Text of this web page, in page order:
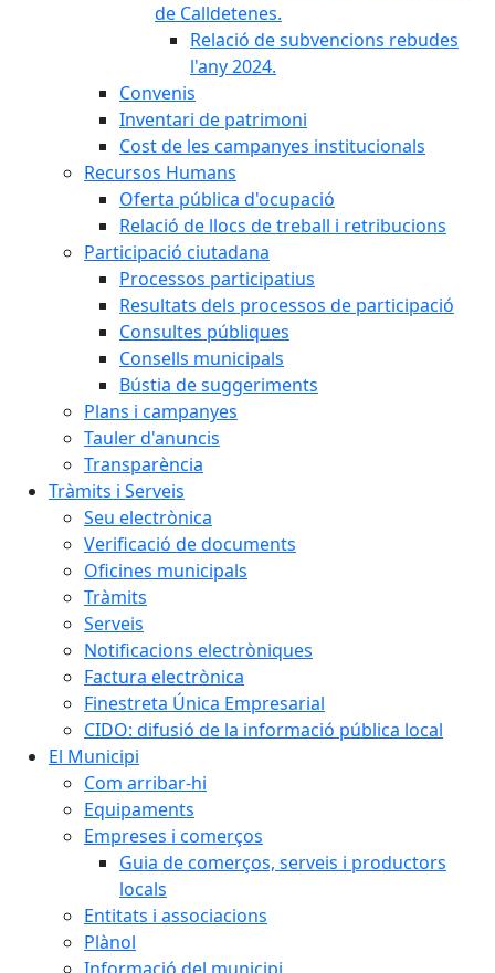
de Calldetenes.
Relació de subvencions rebudes
l'any 2024.
Convenis
Inventari de patrimoni
Cost de les campanyes institucionals
Recursos Humans
Oferta pública d'ocupació
Relació de llocs de treball i retribucions
Participació ciutadana
Processos participatius
Resultats dels processos de participació
Consultes públiques
Consells municipals
Bústia de suggeriments
Plans i campanyes
Tauler d'anuncis
Transparència
Tràmits i Serveis
Seu electrònica
Verificació de documents
Oficines municipals
Tràmits
Serveis
Notificacions electròniques
Factura electrònica
Finestreta Única Empresarial
CIDO: difusió de la informació pública local
El Municipi
Com arribar-hi
Equipaments
Empreses i comerços
Guia de comerços, serveis i productors
locals
Entitats i associacions
Plànol